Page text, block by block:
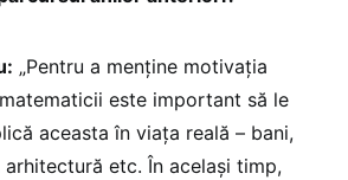
„Pentru a menține motivația
este important să le
aceasta în viața reală – bani,
etc. În același timp,